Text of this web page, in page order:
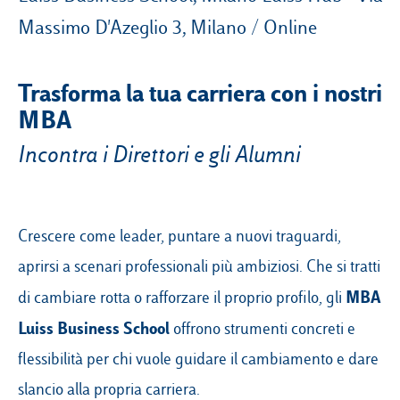
Massimo D'Azeglio 3, Milano / Online
Trasforma la tua carriera con i nostri
MBA
Incontra i Direttori e gli Alumni
Crescere come leader, puntare a nuovi traguardi,
aprirsi a scenari professionali più ambiziosi. Che si tratti
di cambiare rotta o rafforzare il proprio profilo, gli MBA
Luiss Business School offrono strumenti concreti e
flessibilità per chi vuole guidare il cambiamento e dare
slancio alla propria carriera.